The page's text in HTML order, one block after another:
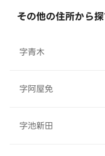
その他の住所から
字青木
字阿屋免
字池新田